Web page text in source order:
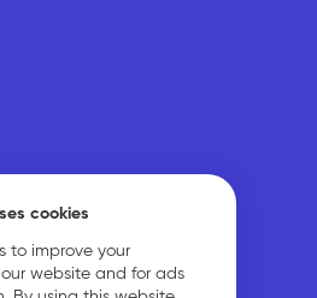
cookies
to improve your
website and for ads